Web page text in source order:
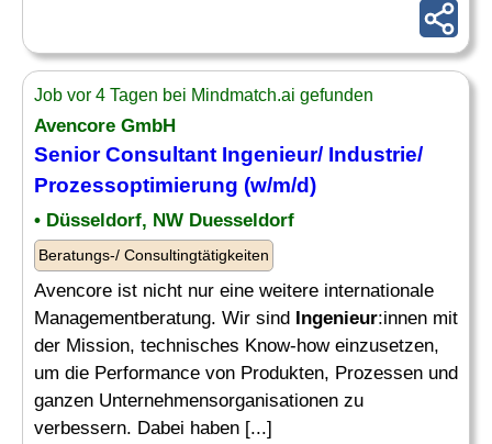
Job vor 4 Tagen bei Mindmatch.ai gefunden
Avencore GmbH
Senior Consultant Ingenieur/ Industrie/
Prozessoptimierung (w/m/d)
• Düsseldorf, NW Duesseldorf
Beratungs-/ Consultingtätigkeiten
Avencore ist nicht nur eine weitere internationale
Managementberatung. Wir sind Ingenieur:innen mit
der Mission, technisches Know-how einzusetzen,
um die Performance von Produkten, Prozessen und
ganzen Unternehmensorganisationen zu
verbessern. Dabei haben [...]